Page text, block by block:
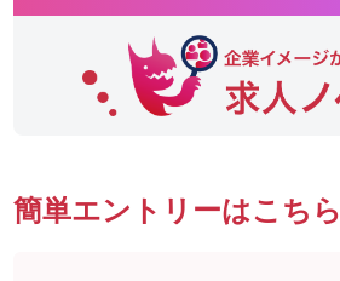
簡単エントリーはこちら